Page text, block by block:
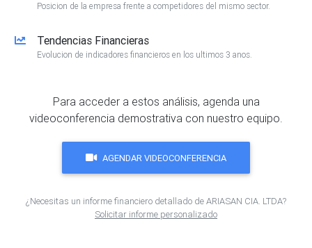
Posicion de la empresa frente a competidores del mismo sector.
Tendencias Financieras
Evolucion de indicadores financieros en los ultimos 3 anos.
Para acceder a estos análisis, agenda una
videoconferencia demostrativa con nuestro equipo.
AGENDAR VIDEOCONFERENCIA
¿Necesitas un informe financiero detallado de ARIASAN CIA. LTDA?
Solicitar informe personalizado